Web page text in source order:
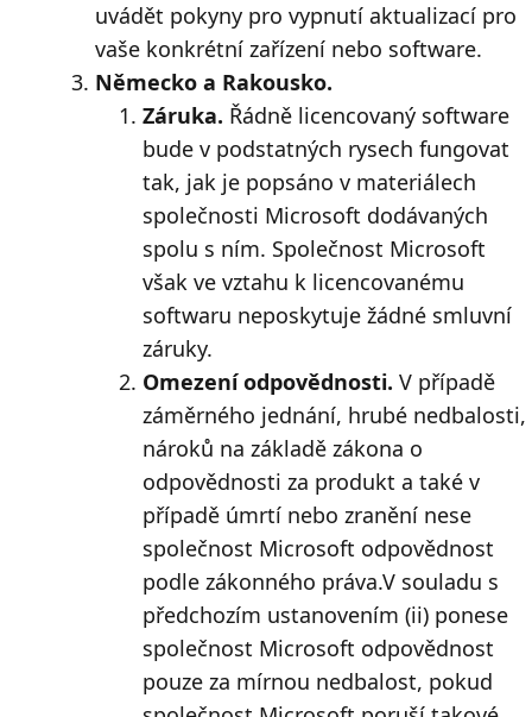
uvádět pokyny pro vypnutí aktualizací pro
vaše konkrétní zařízení nebo software.
Německo a Rakousko.
Záruka. Řádně licencovaný software
bude v podstatných rysech fungovat
tak, jak je popsáno v materiálech
společnosti Microsoft dodávaných
spolu s ním. Společnost Microsoft
však ve vztahu k licencovanému
softwaru neposkytuje žádné smluvní
záruky.
Omezení odpovědnosti. V případě
záměrného jednání, hrubé nedbalosti,
nároků na základě zákona o
odpovědnosti za produkt a také v
případě úmrtí nebo zranění nese
společnost Microsoft odpovědnost
podle zákonného práva.V souladu s
předchozím ustanovením (ii) ponese
společnost Microsoft odpovědnost
pouze za mírnou nedbalost, pokud